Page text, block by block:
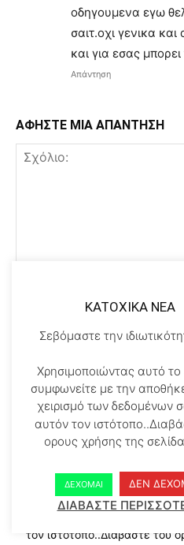
οδηγουμενα εγω
σαιτ.οχι γενικα
και για εσας
Απάντηση
ΑΦΗΣΤΕ ΜΙΑ ΑΠΑΝΤΗΣΗ
αποθηκεύστε το όνομα, το
τον ιστότοπό μου σε αυτό το
Χρησιμοποιώντας αυτό το
αποθήκευση και χειρισμό
τον ιστότοπο..Διαβάστε του
KATOXIKA NEA
Σεβόμαστε την
Χρησιμοποιώντας αυτό το
συμφωνείτε με την
χειρισμό των δεδομένων
αυτόν τον
ορους χρήσης της
ΔΕΧΟΜΑΙ ΔΕΝ
ΔΙΑΒΑΣΤΕ